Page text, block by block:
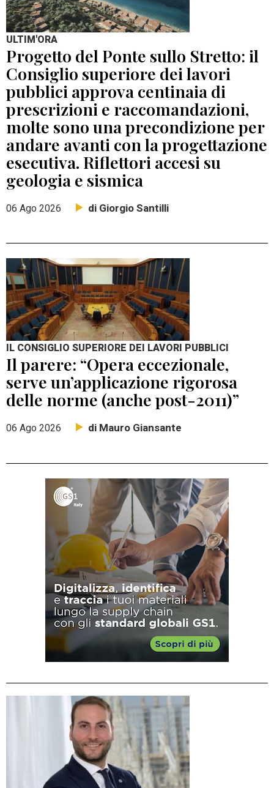
ULTIM'ORA
Progetto del Ponte sullo Stretto: il
Consiglio superiore dei lavori
pubblici approva centinaia di
prescrizioni e raccomandazioni,
molte sono una precondizione per
andare avanti con la progettazione
esecutiva. Riflettori accesi su
geologia e sismica
06 Ago 2026 di Giorgio Santilli
IL CONSIGLIO SUPERIORE DEI LAVORI PUBBLICI
Il parere: “Opera eccezionale,
serve un’applicazione rigorosa
delle norme (anche post-2011)”
06 Ago 2026 di Mauro Giansante